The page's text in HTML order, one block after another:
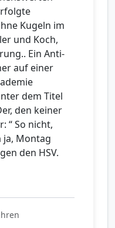
Kugeln im
und Koch,
Ein Anti-
auf einer
dem Titel
den keiner
“ So nicht,
ja, Montag
den HSV.